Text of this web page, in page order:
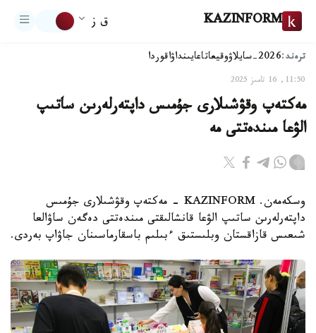
KAZINFORM ق ز
ترەند:2026-سايلاۋ وقيعاتاعايىنداۋاقوردا
11:50, 16 تامىز 2025
مەكتەپ وقۋشىلارى جۇمىس داپتەرلەرىن ساتىپ
الۋعا مىندەتتى مە
وسكەمەن. KAZINFORM - مەكتەپ وقۋشىلارى جۇمىس
داپتەرلەرىن ساتىپ الۋعا قانشالىقتى مىندەتتى دەگەن ساۋالعا
شىعىس قازاقستان وبلىستىق ءبىلىم باسقارماسىنان جاۋاپ بەردى.